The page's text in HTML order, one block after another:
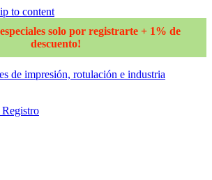
to content
solo por registrarte + 1% de
descuento!
de impresión, rotulación e industria